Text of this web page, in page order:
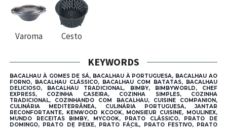
Varoma Cesto
KEYWORDS
BACALHAU À GOMES DE SÁ, BACALHAU À PORTUGUESA, BACALHAU AO
FORNO, BACALHAU CLÁSSICO, BACALHAU COM BATATAS, BACALHAU
DELICIOSO, BACALHAU TRADICIONAL, BIMBY, BIMBYWORLD, CHEF
EXPRESS, COZINHA CASEIRA, COZINHA SIMPLES, COZINHA
TRADICIONAL, COZINHANDO COM BACALHAU, CUISINE COMPANION,
CULINÁRIA MEDITERRÂNEA, CULINÁRIA PORTUGUESA, JANTAR
RECONFORTANTE, KENWOOD KCOOK, MONSIEUR CUISINE, MOULINEX,
MUNDO RECEITAS BIMBY, MYCOOK, PRATO CLÁSSICO, PRATO DE
DOMINGO, PRATO DE PEIXE, PRATO FÁCIL, PRATO FESTIVO, PRATO